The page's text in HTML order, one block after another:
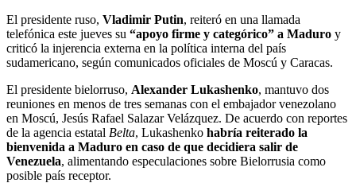
El presidente ruso, Vladimir Putin, reiteró en una llamada
telefónica este jueves su “apoyo firme y categórico” a Maduro y
criticó la injerencia externa en la política interna del país
sudamericano, según comunicados oficiales de Moscú y Caracas.
El presidente bielorruso, Alexander Lukashenko, mantuvo dos
reuniones en menos de tres semanas con el embajador venezolano
en Moscú, Jesús Rafael Salazar Velázquez. De acuerdo con reportes
de la agencia estatal Belta, Lukashenko habría reiterado la
bienvenida a Maduro en caso de que decidiera salir de
Venezuela, alimentando especulaciones sobre Bielorrusia como
posible país receptor.